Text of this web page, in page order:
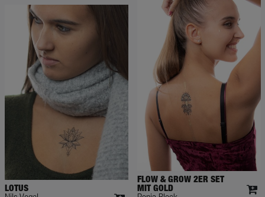
LOTUS
FLOW & GROW 2ER SET
MIT GOLD